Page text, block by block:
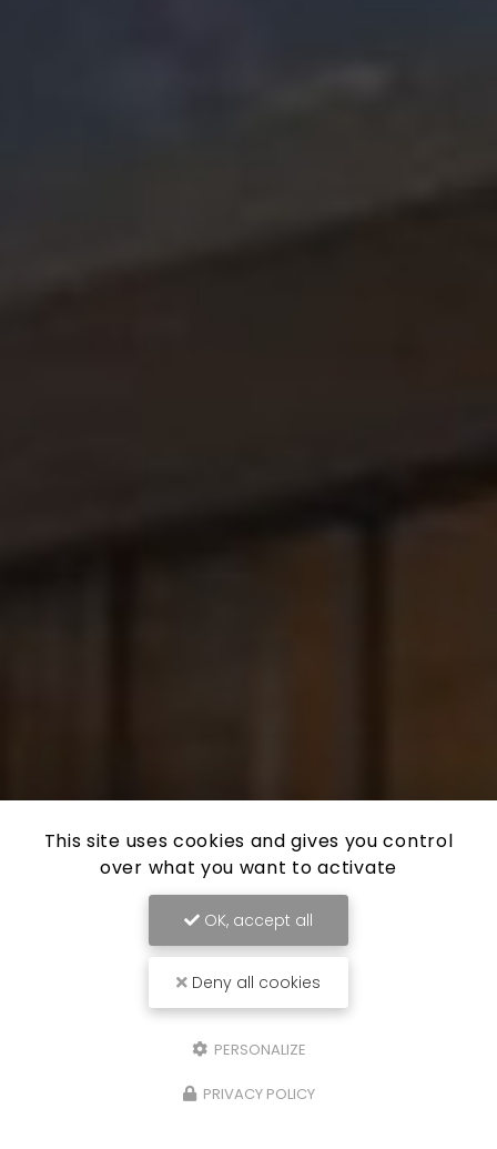
This site uses cookies and gives you control
over what you want to activate
OK, accept all
Deny all cookies
PERSONALIZE
PRIVACY POLICY